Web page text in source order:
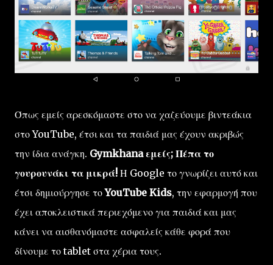
Όπως εμείς αρεσκόμαστε στο να χαζεύουμε βιντεάκια
στο YouTube, έτσι και τα παιδιά μας έχουν ακριβώς
την ίδια ανάγκη. Gymkhana εμείς; Πέπα το
γουρουνάκι τα μικρά! Η Google το γνωρίζει αυτό και
έτσι δημιούργησε τοYouTube Kids, την εφαρμογή που
έχει αποκλειστικά περιεχόμενο για παιδιά και μας
κάνει να αισθανόμαστε ασφαλείς κάθε φορά που
δίνουμε το tablet στα χέρια τους.